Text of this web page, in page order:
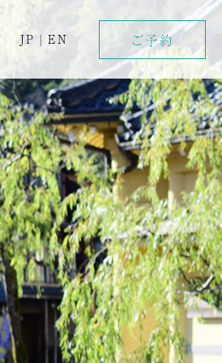
JP | EN ご予約